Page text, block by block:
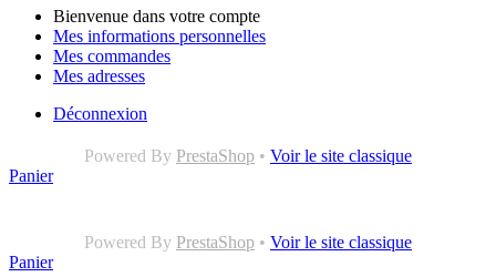
Bienvenue dans votre compte
Mes informations personnelles
Mes commandes
Mes adresses
Déconnexion
Powered By PrestaShop • Voir le site classique
Panier
Powered By PrestaShop • Voir le site classique
Panier